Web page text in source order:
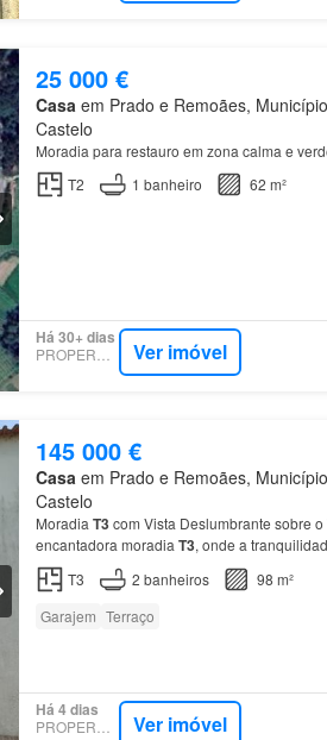
25 000 €
Casa em Prado e Remoães,
Castelo
Moradia para restauro em zona calma e
T2
1 banheiro 62 m²
Há 30+ dias
Ver imóvel
145 000 €
Casa em Prado e Remoães,
Castelo
Moradia T3com Vista Deslumbrante sobre
encantadora moradia T3, onde a
piso encontra uma cozinha, duas amplas
T3 2 banheiros
98 m²
Garajem Terraço
Há 4 dias
Ver imóvel